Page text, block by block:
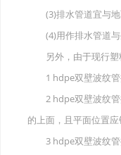
(3)排水管道宜与地
(4)用作排水管道与
另外，由于现行塑
1 hdpe双壁波纹管
2 hdpe双壁波纹管
的上面，且平面位置应
3 hdpe双壁波纹管